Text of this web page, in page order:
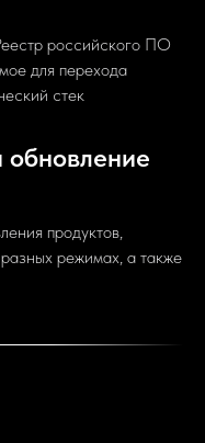
российского ПО
для перехода
стек
обновление
продуктов,
режимах, а также